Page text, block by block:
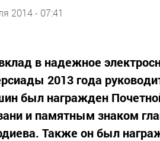
2014 - 07:41
в надежное
2013 года
был награжден
и памятным знаком
Также он был